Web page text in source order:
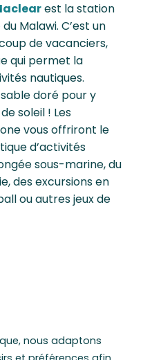
est la station
Malawi. C’est un
de vacanciers,
qui permet la
nautiques.
doré pour y
soleil ! Les
vous offriront le
d’activités
sous-marine, du
des excursions en
ou autres jeux de
nous adaptons